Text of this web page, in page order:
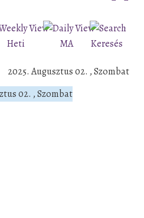
Heti MA Keresés
2025. Augusztus 02. , Szombat
02. , Szombat